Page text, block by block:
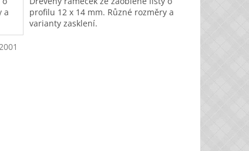
a
profilu 12 x 14 mm. Různé rozměry a
varianty zasklení.